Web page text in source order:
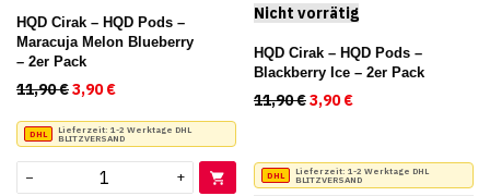
HQD Cirak – HQD Pods –
Maracuja Melon Blueberry
– 2er Pack
11,90€Ursprünglicher Preis war: 11,90 €
3,90€
Lieferzeit: 1-2 Werktage DHL
BLITZVERSAND
− +
HQD Cirak – HQD Pods –
Blackberry Ice – 2er Pack
11,90€Ursprünglicher Preis
3,90€
Lieferzeit: 1-2 Werktage DHL
BLITZVERSAND